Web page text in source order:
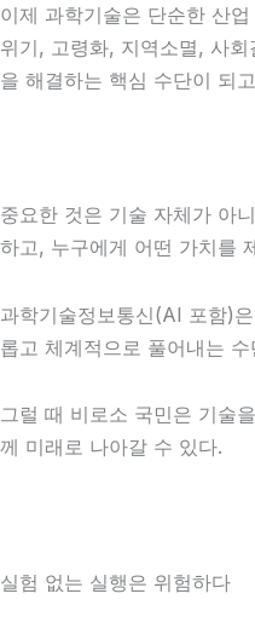
이제 과학기술은 단순한 산
위기, 고령화, 지역소멸, 사
을 해결하는 핵심 수단이 되
중요한 것은 기술 자체가 아
하고, 누구에게 어떤 가치를
과학기술정보통신(AI 포함)
롭고 체계적으로 풀어내는
그럴 때 비로소 국민은 기술
께 미래로 나아갈 수 있다.
실험 없는 실행은 위험하다